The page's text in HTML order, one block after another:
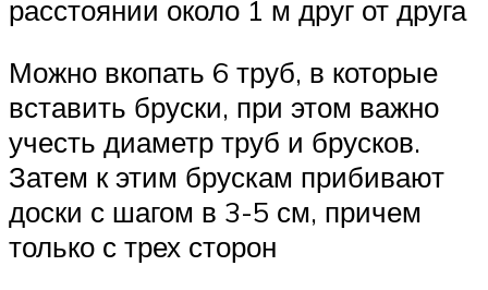
расстоянии около 1 м друг от друга
Можно вкопать 6 труб, в которые
вставить бруски, при этом важно
учесть диаметр труб и брусков.
Затем к этим брускам прибивают
доски с шагом в 3-5 см, причем
только с трех сторон